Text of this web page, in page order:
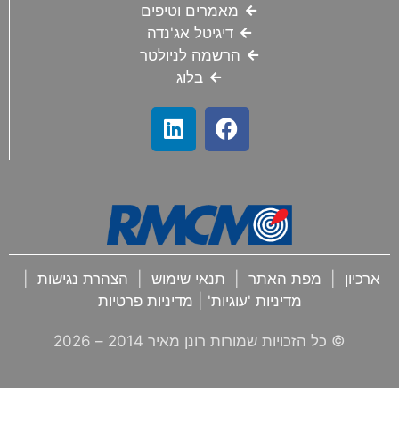
מאמרים וטיפים
דיגיטל אג'נדה
הרשמה לניולטר
בלוג
ארכיון מפת האתר תנאי שימוש הצהרת נגישות
מדיניות 'עוגיות'
מדיניות פרטיות
© כל הזכויות שמורות רונן מאיר 2014 – 2026